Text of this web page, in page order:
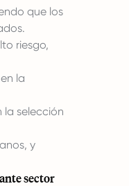
que los
riesgo,
la
la selección
y
sector